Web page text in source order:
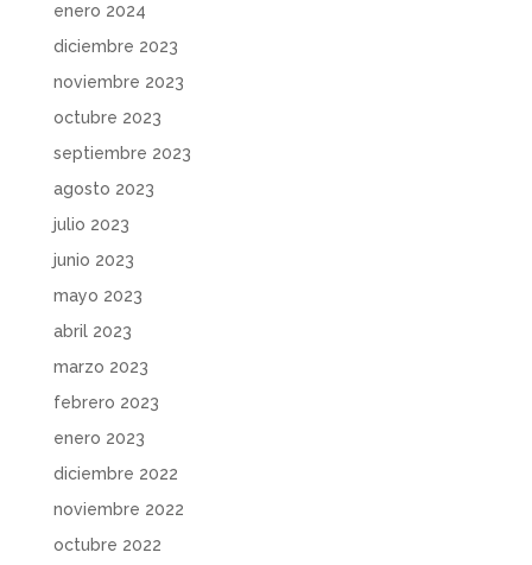
enero 2024
diciembre 2023
noviembre 2023
octubre 2023
septiembre 2023
agosto 2023
julio 2023
junio 2023
mayo 2023
abril 2023
marzo 2023
febrero 2023
enero 2023
diciembre 2022
noviembre 2022
octubre 2022